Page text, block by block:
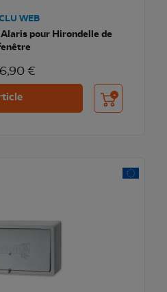
WEB
pour Hirondelle de
€
Ajouter au